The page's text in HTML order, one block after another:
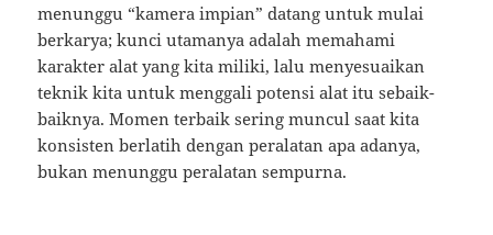
menunggu “kamera impian” datang untuk mulai
berkarya; kunci utamanya adalah memahami
karakter alat yang kita miliki, lalu menyesuaikan
teknik kita untuk menggali potensi alat itu sebaik-
baiknya. Momen terbaik sering muncul saat kita
konsisten berlatih dengan peralatan apa adanya,
bukan menunggu peralatan sempurna.